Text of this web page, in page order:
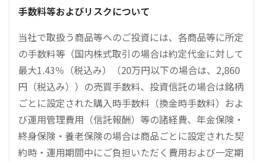
手数料等およびリスクについて
当社で取扱う商品等へのご投資には、各商品等に所定
の手数料等（国内株式取引の場合は約定代金に対して
最大1.43％（税込み）（20万円以下の場合は、2,860
円（税込み））の売買手数料、投資信託の場合は銘柄
ごとに設定された購入時手数料（換金時手数料）およ
び運用管理費用（信託報酬）等の諸経費、年金保険・
終身保険・養老保険の場合は商品ごとに設定された契
約時・運用期間中にご負担いただく費用および一定期